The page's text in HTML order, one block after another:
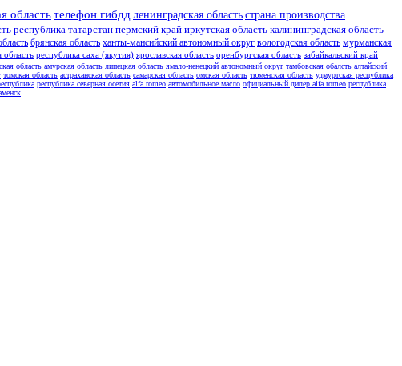
областьтелефон гибдд ленинградская область страна производства
республика татарстан пермский край иркутская область калининградская область
брянская область ханты-мансийский автономный округ вологодская область мурманская
область республика саха (якутия) ярославская область оренбургская область забайкальский край
область амурская область липецкая область ямало-ненецкий автономный округ тамбовская обалсть алтайский
томская область астраханская область самарская область омская область тюменская область удмуртская республика
республика северная осетия alfa romeo автомобильное масло официальный дилер alfa romeo республика